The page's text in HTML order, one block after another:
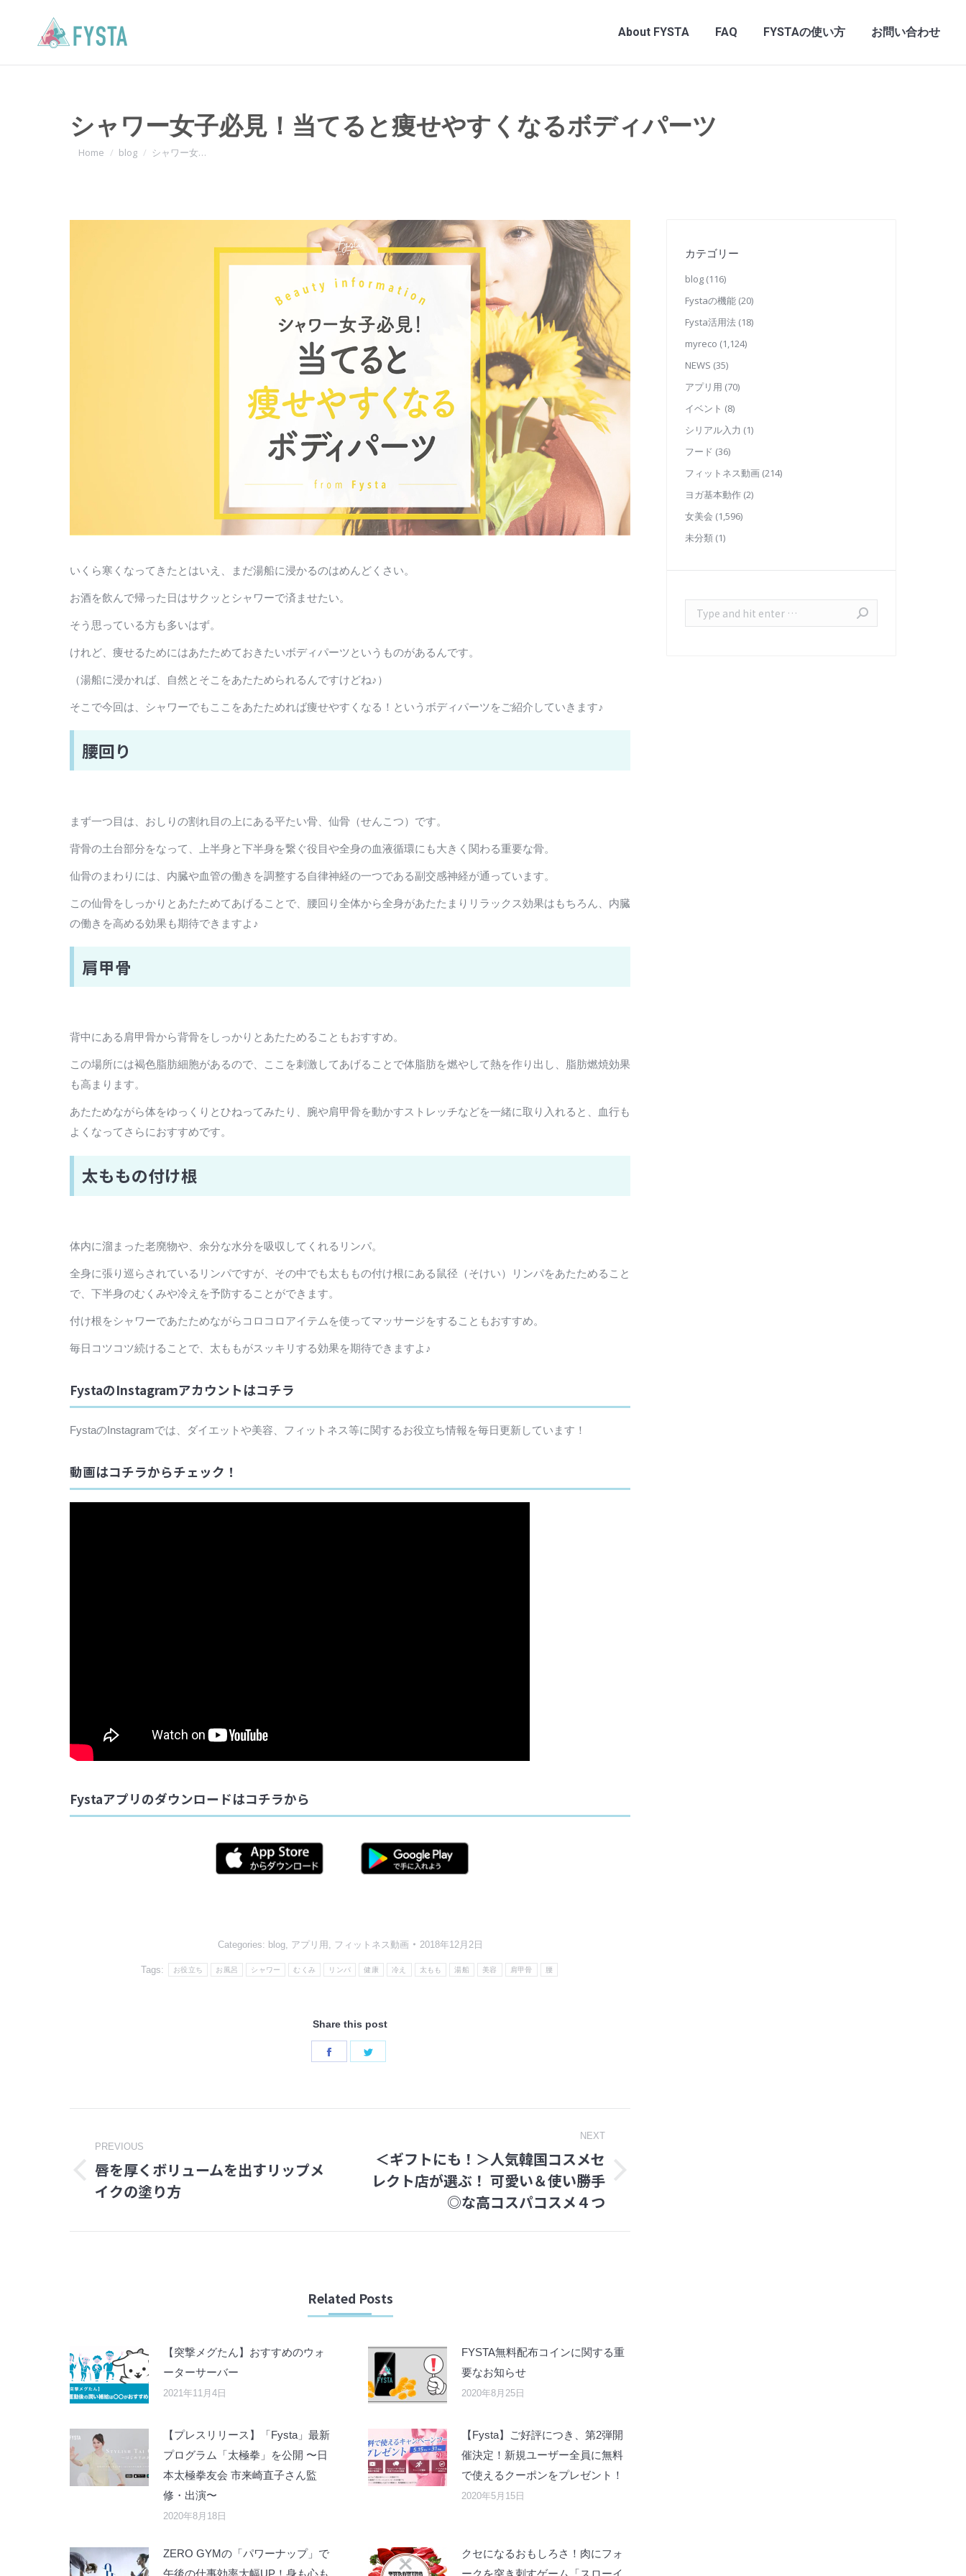
About FYSTA FAQ FYSTAの使い方 お問い合わせ
シャワー女子必見！当てると痩せやすくなるボディパーツ
You are here:
Home blog シャワー女…
いくら寒くなってきたとはいえ、まだ湯船に浸かるのはめんどくさい。
お酒を飲んで帰った日はサクッとシャワーで済ませたい。
そう思っている方も多いはず。
けれど、痩せるためにはあたためておきたいボディパーツというものがあるんです。
（湯船に浸かれば、自然とそこをあたためられるんですけどね♪）
そこで今回は、シャワーでもここをあたためれば痩せやすくなる！というボディパーツをご紹介していきます♪
腰回り
まず一つ目は、おしりの割れ目の上にある平たい骨、仙骨（せんこつ）です。
背骨の土台部分をなって、上半身と下半身を繋ぐ役目や全身の血液循環にも大きく関わる重要な骨。
仙骨のまわりには、内臓や血管の働きを調整する自律神経の一つである副交感神経が通っています。
この仙骨をしっかりとあたためてあげることで、腰回り全体から全身があたたまりリラックス効果はもちろん、内臓
の働きを高める効果も期待できますよ♪
肩甲骨
背中にある肩甲骨から背骨をしっかりとあたためることもおすすめ。
この場所には褐色脂肪細胞があるので、ここを刺激してあげることで体脂肪を燃やして熱を作り出し、脂肪燃焼効果
も高まります。
あたためながら体をゆっくりとひねってみたり、腕や肩甲骨を動かすストレッチなどを一緒に取り入れると、血行も
よくなってさらにおすすめです。
太ももの付け根
体内に溜まった老廃物や、余分な水分を吸収してくれるリンパ。
全身に張り巡らされているリンパですが、その中でも太ももの付け根にある鼠径（そけい）リンパをあたためること
で、下半身のむくみや冷えを予防することができます。
付け根をシャワーであたためながらコロコロアイテムを使ってマッサージをすることもおすすめ。
毎日コツコツ続けることで、太ももがスッキリする効果を期待できますよ♪
FystaのInstagramアカウントはコチラ
FystaのInstagramでは、ダイエットや美容、フィットネス等に関するお役立ち情報を毎日更新しています！
動画はコチラからチェック！
Fystaアプリのダウンロードはコチラから
Categories: blog, アプリ用 フィットネス動画 2018年12月2日
Tags: お役立ち お風呂 シャワー むくみ リンパ 健康 冷え 太もも 湯船 美容 肩甲骨 腰
Share this post
Share
Post
navigation
PREVIOUS
Previous
post:
唇を厚くボリュームを出すリップメ
イクの塗り方
NEXT
Next
＜ギフトにも！＞人気韓国コスメセ
レクト店が選ぶ！ 可愛い＆使い勝手
◎な高コスパコスメ４つ
Related Posts
【突撃メグたん】おすすめのウォ
ーターサーバー
2021年11月4日
FYSTA無料配布コインに関する重
要なお知らせ
2020年8月25日
【プレスリリース】「Fysta」最新
プログラム「太極拳」を公開 〜日
本太極拳友会 市来崎直子さん監
修・出演〜
2020年8月18日
【Fysta】ご好評につき、第2弾開
催決定！新規ユーザー全員に無料
で使えるクーポンをプレゼント！
2020年5月15日
ZERO GYMの「パワーナップ」で
クセになるおもしろさ！肉にフォ
カテゴリー
blog (116)
Fystaの機能 (20)
Fysta活用法 (18)
myreco (1,124)
NEWS (35)
アプリ用 (70)
イベント (8)
シリアル入力 (1)
フード (36)
フィットネス動画 (214)
ヨガ基本動作 (2)
女美会 (1,596)
未分類 (1)
Search: